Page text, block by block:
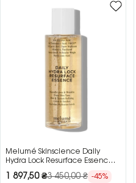
Melumé Skinscience Daily
Hydra Lock Resurface Essence
обличчя з кислотами, 150 мл
1 897,50₴3 450,00₴ -45%